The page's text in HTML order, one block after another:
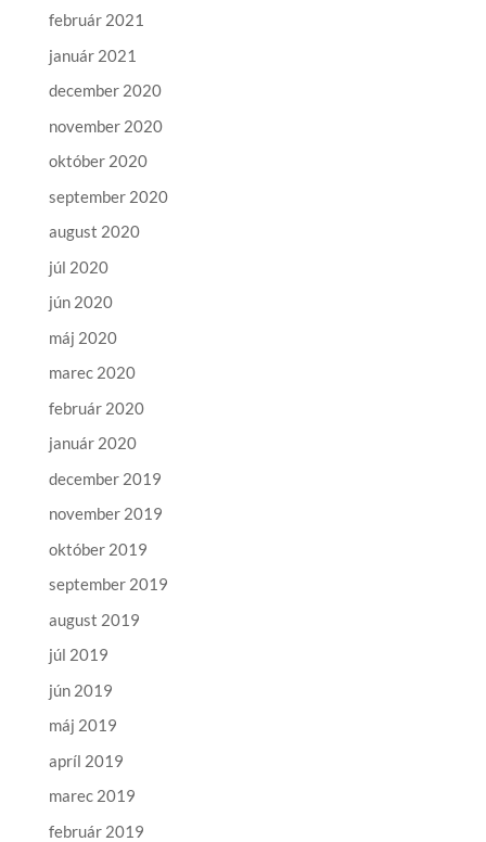
február 2021
január 2021
december 2020
november 2020
október 2020
september 2020
august 2020
júl 2020
jún 2020
máj 2020
marec 2020
február 2020
január 2020
december 2019
november 2019
október 2019
september 2019
august 2019
júl 2019
jún 2019
máj 2019
apríl 2019
marec 2019
február 2019